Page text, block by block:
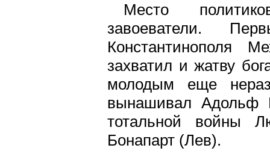
Место
завоеватели.
Константинополя
захватил и жатву
молодым еще
вынашивал Адольф
тотальной войны
Бонапарт (Лев).